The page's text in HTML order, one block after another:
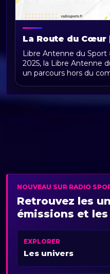
La Route du Cœur
humaine entre
Libre Antenne du Sport
2025, la Libre Antenne
un parcours hors du
NOUVEAU SUR RADIO
Retrouvez les
émissions et
EXPLORER
Les univers